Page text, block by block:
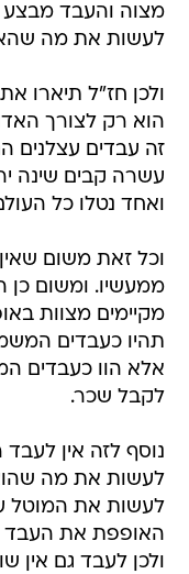
מצוה והעבד מבצע
לעשות את מה
ולכן חז"ל תיארו
הוא רק לצורך
זה עבדים עצלנים
עשרה קבים שינה
ואחד נטלו כל
וכל זאת משום
ממעשיו. ומשום כן
מקיימים מצוות
תהיו כעבדים
אלא הוו כעבדים
לקבל שכר.
נוסף לזה אין
לעשות את מה
לעשות את המוטל
האופפת את העבד
ולכן לעבד גם אין